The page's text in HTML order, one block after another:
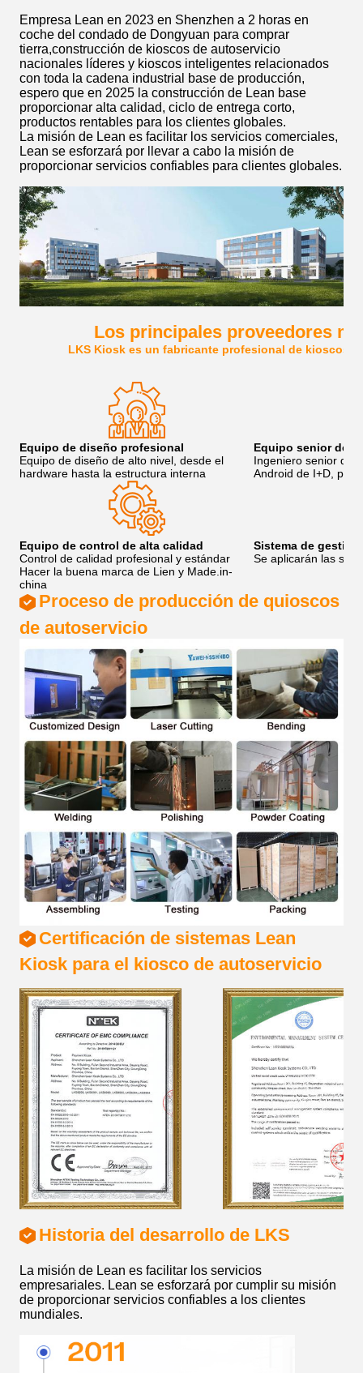
Empresa Lean en 2023 en Shenzhen a 2 horas en
coche del condado de Dongyuan para comprar
tierra,construcción de kioscos de autoservicio
nacionales líderes y kioscos inteligentes relacionados
con toda la cadena industrial base de producción,
espero que en 2025 la construcción de Lean base
proporcionar alta calidad, ciclo de entrega corto,
productos rentables para los clientes globales.
La misión de Lean es facilitar los servicios comerciales,
Lean se esforzará por llevar a cabo la misión de
proporcionar servicios confiables para clientes globales.
Los principales proveedores
LKS Kiosk es un fabricante profesional de kioscos
Equipo de diseño profesional
Equipo de diseño de alto nivel, desde el
hardware hasta la estructura interna
Equipo senior de
Ingeniero senior de
Android de I+D,
Equipo de control de alta calidad
Control de calidad profesional y estándar
Hacer la buena marca de Lien y Made.in-
china
Sistema de
Se aplicarán las
Proceso de producción de quioscos
de autoservicio
Certificación de sistemas Lean
Kiosk para el kiosco de autoservicio
Historia del desarrollo de LKS
La misión de Lean es facilitar los servicios
empresariales. Lean se esforzará por cumplir su misión
de proporcionar servicios confiables a los clientes
mundiales.